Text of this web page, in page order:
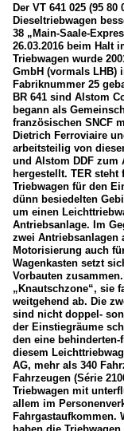
Der VT 641 025 (95
Dieseltriebwagen
38 „Main-Saale-
26.03.2016 beim Halt
Triebwagen wurde
GmbH (vormals LHB)
Fabriknummer 25
BR 641 sind Alstom
begann als
französischen SNCF
Dietrich Ferroviaire
arbeitsteilig von
und Alstom DDF zum
hergestellt. TER
Triebwagen für den
dünn besiedelten
um einen
Antriebsanlage. Im
zwei Antriebsanlagen
Motorisierung auch
Wagenkasten setzt
Vorbauten
„Knautschzone“, sie
weitgehend ab. Die
sind nicht doppel-
der Einstiegräume
den eine
diesem
AG, mehr als 340
Fahrzeugen (Série
Triebwagen mit
allem im
Fahrgastaufkommen.
haben die